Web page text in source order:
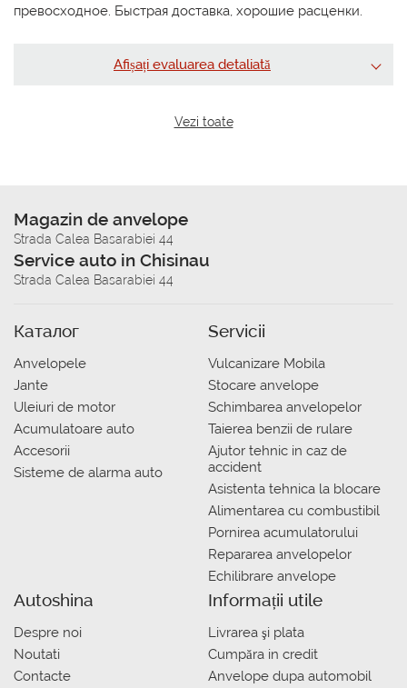
превосходное. Быстрая доставка, хорошие расценки.
Afișați evaluarea detaliată
Vezi toate
Magazin de anvelope
Strada Calea Basarabiei 44
Service auto in Chisinau
Strada Calea Basarabiei 44
Каталог
Anvelopele
Jante
Uleiuri de motor
Acumulatoare auto
Accesorii
Sisteme de alarma auto
Servicii
Vulcanizare Mobila
Stocare anvelope
Schimbarea anvelopelor
Taierea benzii de rulare
Ajutor tehnic in caz de
accident
Asistenta tehnica la blocare
Alimentarea cu combustibil
Pornirea acumulatorului
Repararea anvelopelor
Echilibrare anvelope
Autoshina
Despre noi
Noutati
Contacte
Informații utile
Livrarea şi plata
Сumpăra in credit
Anvelope dupa automobil